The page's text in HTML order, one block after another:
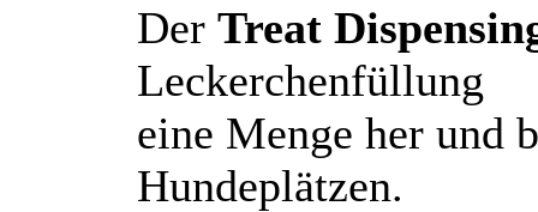
Der Treat
Leckerchenfüllung
eine Menge her und
Hundeplätzen.